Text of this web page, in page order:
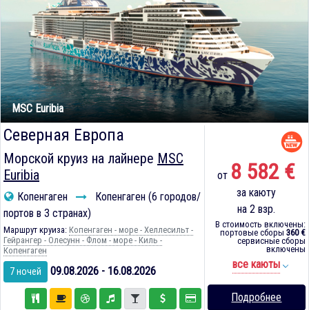
MSC Euribia
Северная Европа
Морской круиз на лайнере MSC
Euribia
Копенгаген
Копенгаген (6 городов/
портов в 3 странах)
Маршрут круиза: Копенгаген - море - Хеллесильт -
Гейрангер - Олесунн - Флом - море - Киль -
Копенгаген
7 ночей 09.08.2026 - 16.08.2026
от 8 582 €
за каюту
на 2 взр.
В стоимость включены:
портовые сборы 360 €
сервисные сборы
включены
все каюты
Подробнее